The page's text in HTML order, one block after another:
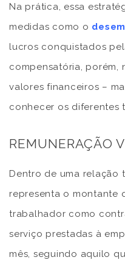
Na prática, essa
medidas como o
lucros conquistados
compensatória, porém,
valores financeiros –
conhecer os diferentes
REMUNERAÇÃO
Dentro de uma relação
representa o montante
trabalhador como
serviço prestadas à
mês, seguindo aquilo